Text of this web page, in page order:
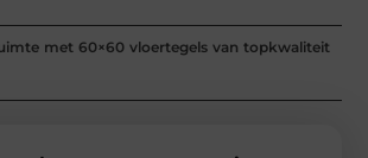
met 60×60 vloertegels van topkwaliteit